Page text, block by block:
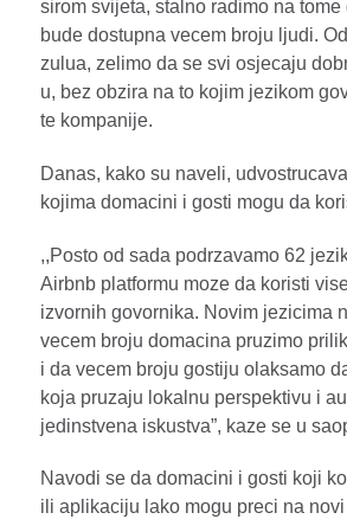
sirom svijeta, stalno radimo na tome
bude dostupna vecem broju ljudi.
zulua, zelimo da se svi osjecaju
u, bez obzira na to kojim jezikom
te kompanije.
Danas, kako su naveli,
kojima domacini i gosti mogu da
,,Posto od sada podrzavamo 62
Airbnb platformu moze da koristi
izvornih govornika. Novim jezicima
vecem broju domacina pruzimo
i da vecem broju gostiju olaksamo
koja pruzaju lokalnu perspektivu i
jedinstvena iskustva”, kaze se u
Navodi se da domacini i gosti koji
ili aplikaciju lako mogu preci na